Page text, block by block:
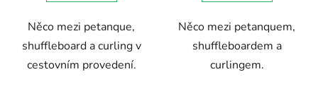
Něco mezi petanque,
shuffleboard a curling v
cestovním provedení.
hvězdiček.
Něco mezi petanquem,
shuffleboardem a
curlingem.